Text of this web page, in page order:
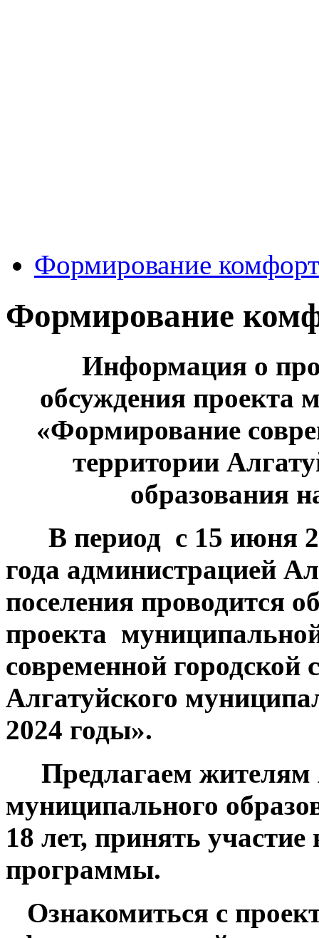
Формирование
Формирование
Информация о
обсуждения
«Формирование
территории
образования
В период с 15 июня
года администрацией
поселения проводится
проекта
современной городской
Алгатуйского
2024 годы».
Предлагаем жителям
муниципального
18 лет, принять
программы.
Ознакомиться с